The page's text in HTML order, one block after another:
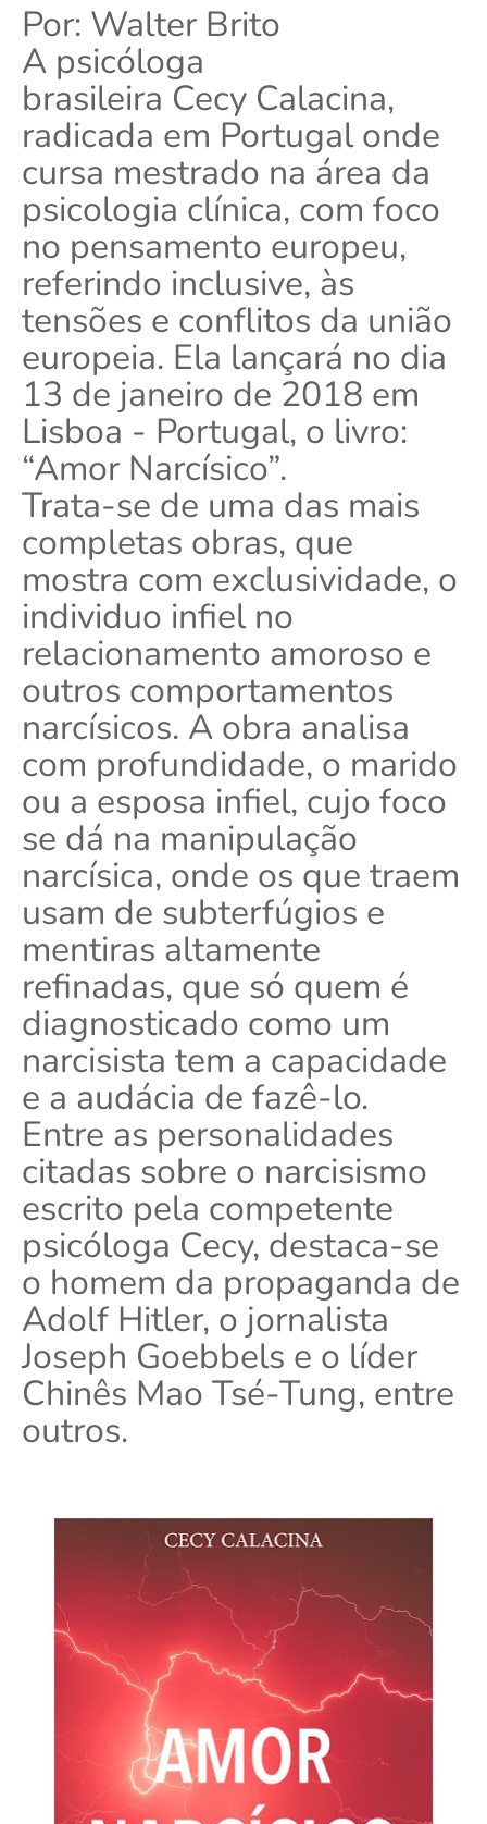
Por: Walter Brito
A psicóloga
brasileira Cecy Calacina,
radicada em Portugal onde
cursa mestrado na área da
psicologia clínica, com foco
no pensamento europeu,
referindo inclusive, às
tensões e conflitos da união
europeia. Ela lançará no dia
13 de janeiro de 2018 em
Lisboa - Portugal, o livro:
“Amor Narcísico”.
Trata-se de uma das mais
completas obras, que
mostra com exclusividade, o
individuo infiel no
relacionamento amoroso e
outros comportamentos
narcísicos. A obra analisa
com profundidade, o marido
ou a esposa infiel, cujo foco
se dá na manipulação
narcísica, onde os que traem
usam de subterfúgios e
mentiras altamente
refinadas, que só quem é
diagnosticado como um
narcisista tem a capacidade
e a audácia de fazê-lo.
Entre as personalidades
citadas sobre o narcisismo
escrito pela competente
psicóloga Cecy, destaca-se
o homem da propaganda de
Adolf Hitler, o jornalista
Joseph Goebbels e o líder
Chinês Mao Tsé-Tung, entre
outros.